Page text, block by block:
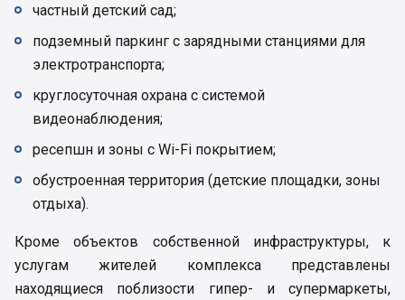
частный детский сад;
подземный паркинг с зарядными станциями для
электротранспорта;
круглосуточная охрана с системой
видеонаблюдения;
ресепшн и зоны с Wi-Fi покрытием;
обустроенная территория (детские площадки, зоны
отдыха).
Кроме объектов собственной инфраструктуры, к
услугам жителей комплекса представлены
находящиеся поблизости гипер- и супермаркеты,